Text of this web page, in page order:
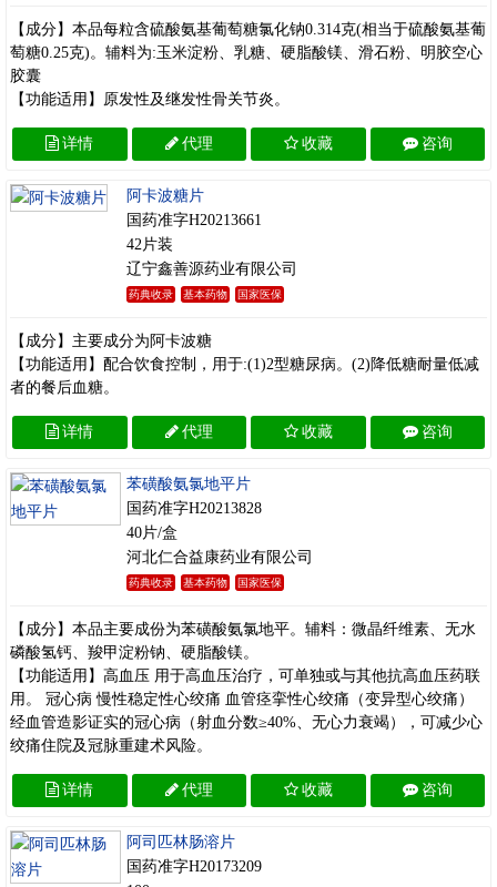
【成分】本品每粒含硫酸氨基葡萄糖氯化钠0.314克(相当于硫酸氨基葡
萄糖0.25克)。辅料为:玉米淀粉、乳糖、硬脂酸镁、滑石粉、明胶空心
胶囊
【功能适用】原发性及继发性骨关节炎。
详情 代理 收藏 咨询
阿卡波糖片
国药准字H20213661
42片装
辽宁鑫善源药业有限公司
药典收录 基本药物 国家医保
【成分】主要成分为阿卡波糖
【功能适用】配合饮食控制，用于:(1)2型糖尿病。(2)降低糖耐量低减
者的餐后血糖。
详情 代理 收藏 咨询
苯磺酸氨氯地平片
国药准字H20213828
40片/盒
河北仁合益康药业有限公司
药典收录 基本药物 国家医保
【成分】本品主要成份为苯磺酸氨氯地平。辅料：微晶纤维素、无水
磷酸氢钙、羧甲淀粉钠、硬脂酸镁。
【功能适用】高血压 用于高血压治疗，可单独或与其他抗高血压药联
用。 冠心病 慢性稳定性心绞痛 血管痉挛性心绞痛（变异型心绞痛）
经血管造影证实的冠心病（射血分数≥40%、无心力衰竭），可减少心
绞痛住院及冠脉重建术风险。
详情 代理 收藏 咨询
阿司匹林肠溶片
国药准字H20173209